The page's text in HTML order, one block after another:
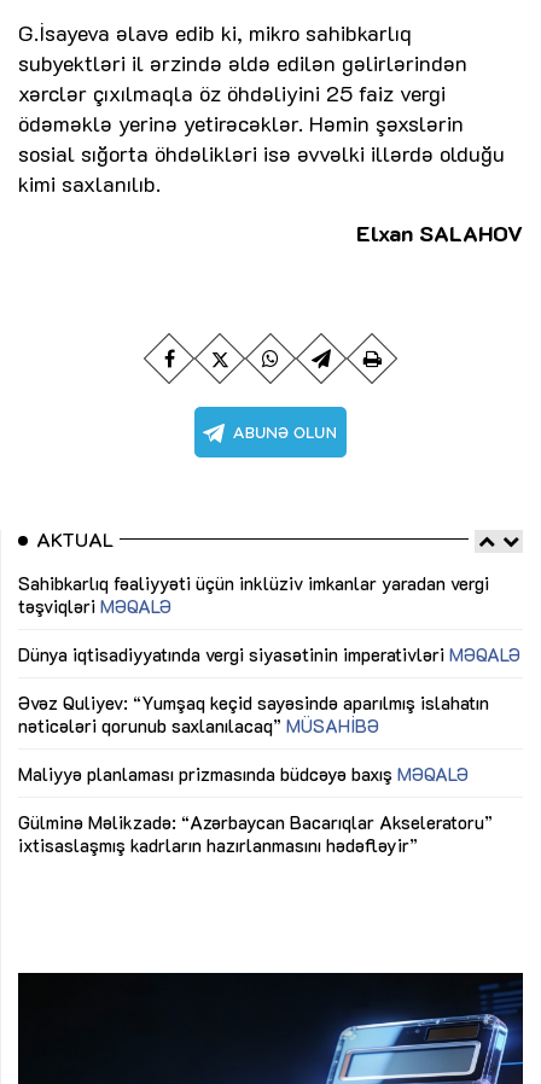
G.İsayeva əlavə edib ki, mikro sahibkarlıq
subyektləri il ərzində əldə edilən gəlirlərindən
xərclər çıxılmaqla öz öhdəliyini 25 faiz vergi
ödəməklə yerinə yetirəcəklər. Həmin şəxslərin
sosial sığorta öhdəlikləri isə əvvəlki illərdə olduğu
kimi saxlanılıb.
Elxan SALAHOV
AKTUAL
Sahibkarlıq fəaliyyəti üçün inklüziv imkanlar yaradan vergi
təşviqləri MƏQALƏ
Dünya iqtisadiyyatında vergi siyasətinin imperativləri MƏQALƏ
Əvəz Quliyev: “Yumşaq keçid sayəsində aparılmış islahatın
nəticələri qorunub saxlanılacaq” MÜSAHİBƏ
Maliyyə planlaması prizmasında büdcəyə baxış MƏQALƏ
Gülminə Məlikzadə: “Azərbaycan Bacarıqlar Akseleratoru”
ixtisaslaşmış kadrların hazırlanmasını hədəfləyir”